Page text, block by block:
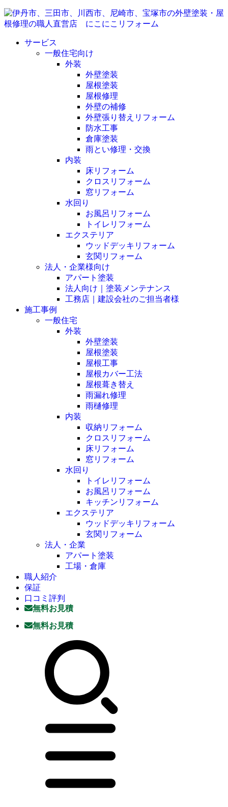
サービス
一般住宅向け
外装
外壁塗装
屋根塗装
屋根修理
外壁の補修
外壁張り替えリフォーム
防水工事
倉庫塗装
雨とい修理・交換
内装
床リフォーム
クロスリフォーム
窓リフォーム
水回り
お風呂リフォーム
トイレリフォーム
エクステリア
ウッドデッキリフォーム
玄関リフォーム
法人・企業様向け
アパート塗装
法人向け｜塗装メンテナンス
工務店｜建設会社のご担当者様
施工事例
一般住宅
外装
外壁塗装
屋根塗装
屋根工事
屋根カバー工法
屋根葺き替え
雨漏れ修理
雨樋修理
内装
収納リフォーム
クロスリフォーム
床リフォーム
窓リフォーム
水回り
トイレリフォーム
お風呂リフォーム
キッチンリフォーム
エクステリア
ウッドデッキリフォーム
玄関リフォーム
法人・企業
アパート塗装
工場・倉庫
職人紹介
保証
口コミ評判
無料お見積
無料お見積